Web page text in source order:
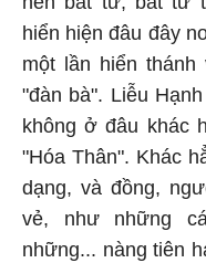
hiển hiện đâu đây
một lần hiển
"đàn bà". Liễu
không ở đâu khác
"Hóa Thân". Khác
dạng, và đồng,
vẻ, như những
những... nàng tiên